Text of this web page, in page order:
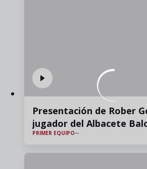
Presentación de Rober
jugador del Albacete
PRIMER EQUIPO